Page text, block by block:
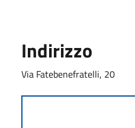
Indirizzo
Via Fatebenefratelli, 20